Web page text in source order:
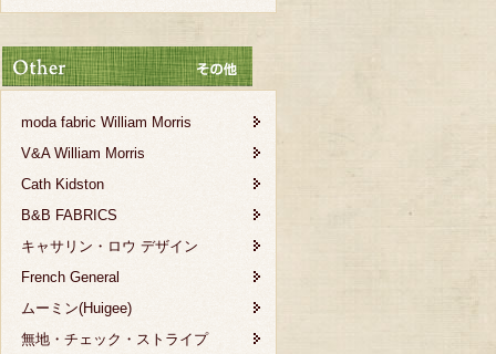
moda fabric William Morris
V&A William Morris
Cath Kidston
B&B FABRICS
キャサリン・ロウ デザイン
French General
ムーミン(Huigee)
無地・チェック・ストライプ